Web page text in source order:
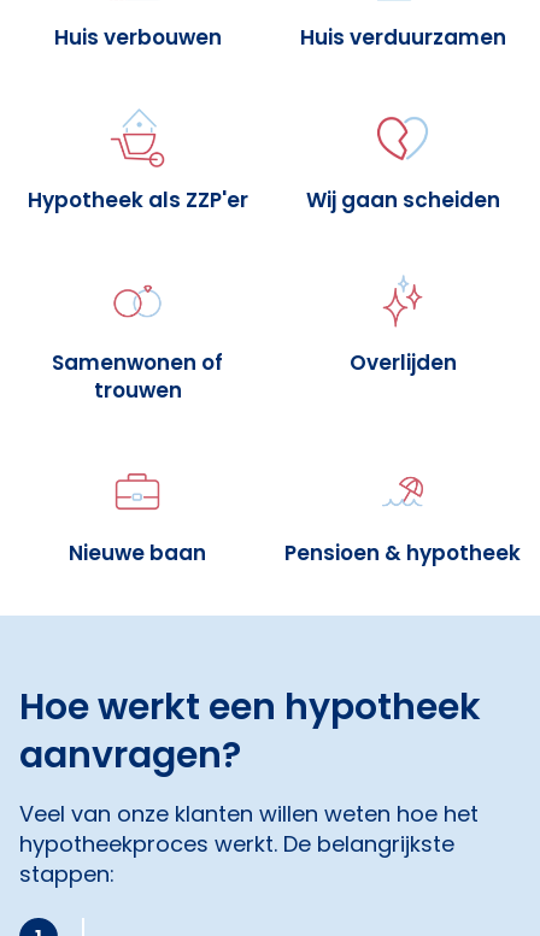
Huis verbouwen Huis verduurzamen
Hypotheek als ZZP'er Wij gaan scheiden
Samenwonen of
trouwen
Overlijden
Nieuwe baan Pensioen & hypotheek
Hoe werkt een hypotheek
aanvragen?
Veel van onze klanten willen weten hoe het
hypotheekproces werkt. De belangrijkste
stappen: